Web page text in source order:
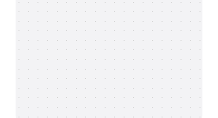
客户案例
支持
帮助中心
知识分享社区